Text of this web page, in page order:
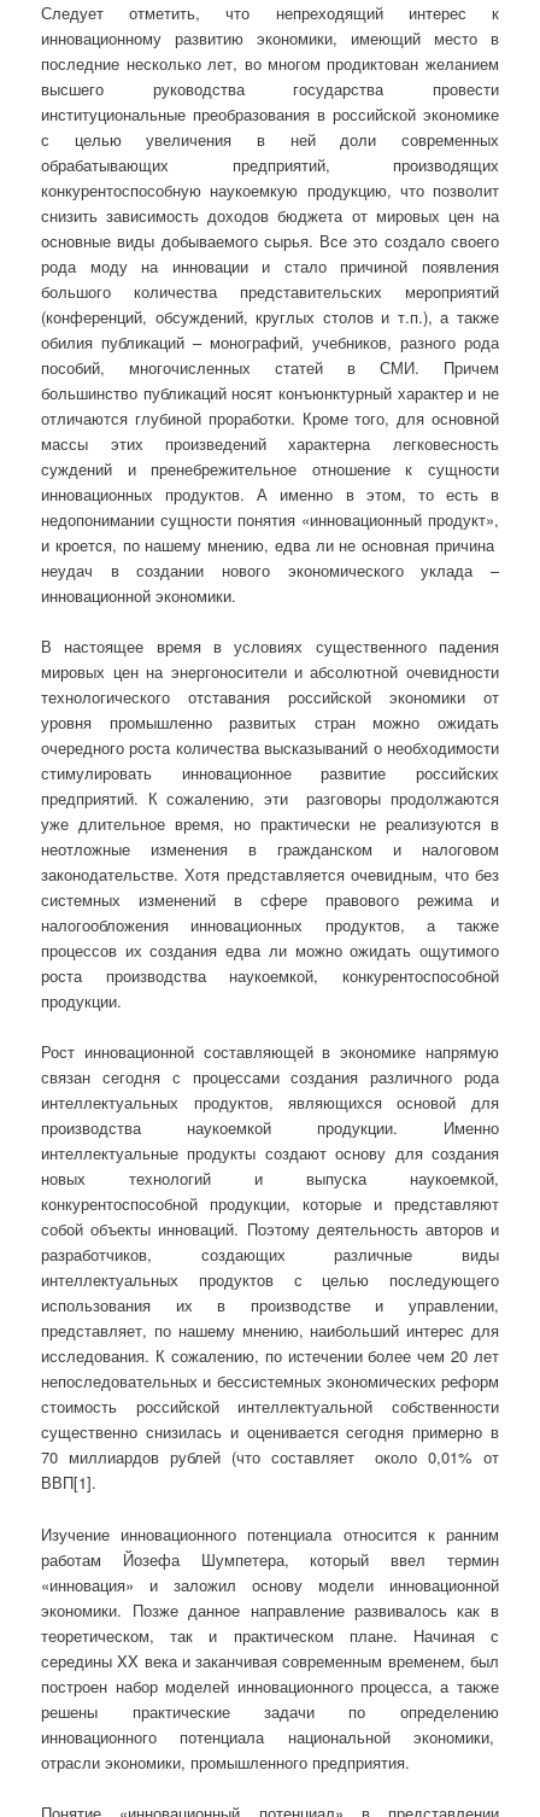
Следует отметить, что непреходящий интерес к
инновационному развитию экономики, имеющий место в
последние несколько лет, во многом продиктован желанием
высшего руководства государства провести
институциональные преобразования в российской экономике
с целью увеличения в ней доли современных
обрабатывающих предприятий, производящих
конкурентоспособную наукоемкую продукцию, что позволит
снизить зависимость доходов бюджета от мировых цен на
основные виды добываемого сырья. Все это создало своего
рода моду на инновации и стало причиной появления
большого количества представительских мероприятий
(конференций, обсуждений, круглых столов и т.п.), а также
обилия публикаций – монографий, учебников, разного рода
пособий, многочисленных статей в СМИ. Причем
большинство публикаций носят конъюнктурный характер и не
отличаются глубиной проработки. Кроме того, для основной
массы этих произведений характерна легковесность
суждений и пренебрежительное отношение к сущности
инновационных продуктов. А именно в этом, то есть в
недопонимании сущности понятия «инновационный продукт»,
и кроется, по нашему мнению, едва ли не основная причина
неудач в создании нового экономического уклада –
инновационной экономики.
В настоящее время в условиях существенного падения
мировых цен на энергоносители и абсолютной очевидности
технологического отставания российской экономики от
уровня промышленно развитых стран можно ожидать
очередного роста количества высказываний о необходимости
стимулировать инновационное развитие российских
предприятий. К сожалению, эти разговоры продолжаются
уже длительное время, но практически не реализуются в
неотложные изменения в гражданском и налоговом
законодательстве. Хотя представляется очевидным, что без
системных изменений в сфере правового режима и
налогообложения инновационных продуктов, а также
процессов их создания едва ли можно ожидать ощутимого
роста производства наукоемкой, конкурентоспособной
продукции.
Рост инновационной составляющей в экономике напрямую
связан сегодня с процессами создания различного рода
интеллектуальных продуктов, являющихся основой для
производства наукоемкой продукции. Именно
интеллектуальные продукты создают основу для создания
новых технологий и выпуска наукоемкой,
конкурентоспособной продукции, которые и представляют
собой объекты инноваций. Поэтому деятельность авторов и
разработчиков, создающих различные виды
интеллектуальных продуктов с целью последующего
использования их в производстве и управлении,
представляет, по нашему мнению, наибольший интерес для
исследования. К сожалению, по истечении более чем 20 лет
непоследовательных и бессистемных экономических реформ
стоимость российской интеллектуальной собственности
существенно снизилась и оценивается сегодня примерно в
70 миллиардов рублей (что составляет около 0,01% от
ВВП[1].
Изучение инновационного потенциала относится к ранним
работам Йозефа Шумпетера, который ввел термин
«инновация» и заложил основу модели инновационной
экономики. Позже данное направление развивалось как в
теоретическом, так и практическом плане. Начиная с
середины XX века и заканчивая современным временем, был
построен набор моделей инновационного процесса, а также
решены практические задачи по определению
инновационного потенциала национальной экономики,
отрасли экономики, промышленного предприятия.
Понятие «инновационный потенциал» в представлении